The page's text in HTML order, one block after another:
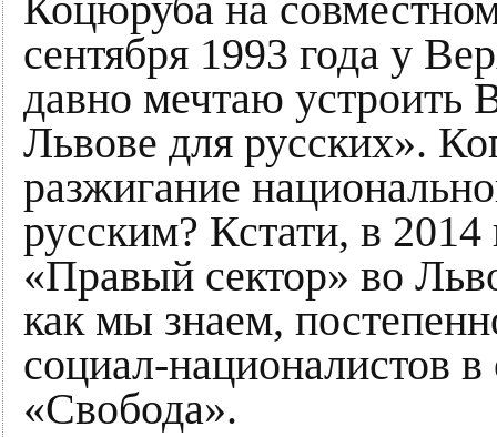
Коцюруба на
сентября 1993 года у
давно мечтаю устроить
Львове для русских».
разжигание
русским? Кстати, в
«Правый сектор» во
как мы знаем,
социал-националистов
«Свобода».